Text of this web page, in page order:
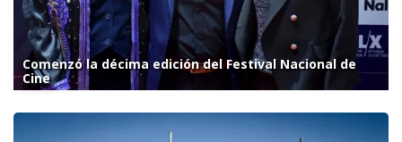
Comenzó la décima edición del Festival Nacional de
Cine